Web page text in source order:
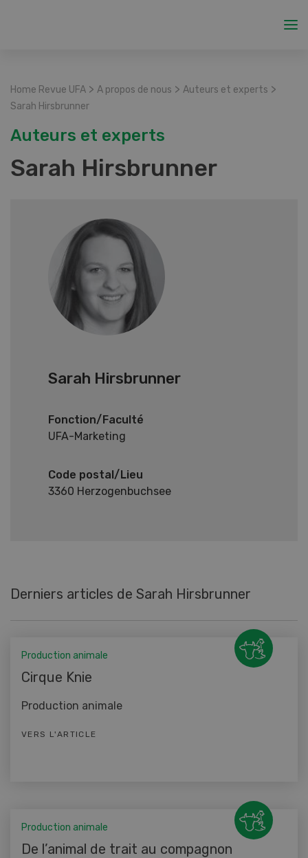
Home Revue UFA > A propos de nous > Auteurs et experts >
Sarah Hirsbrunner
Auteurs et experts
Sarah Hirsbrunner
Sarah Hirsbrunner
Fonction/Faculté
UFA-Marketing
Code postal/Lieu
3360 Herzogenbuchsee
Derniers articles de Sarah Hirsbrunner
Production animale
Cirque Knie
Production animale
VERS L'ARTICLE
Production animale
De l’animal de trait au compagnon